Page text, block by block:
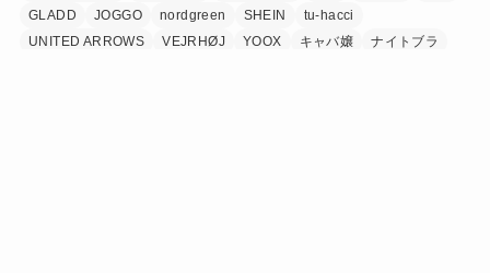
GLADD
JOGGO nordgreen SHEIN
tu-hacci
UNITED ARROWS
VEJRHØJ YOOX キャバ嬢
ナイトブラ